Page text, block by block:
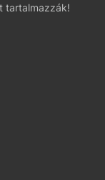
tartalmazzák!